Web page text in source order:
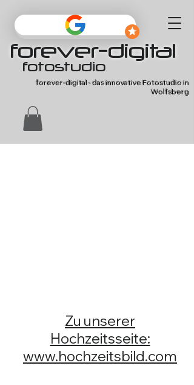
forever-digital
fotostudio
forever-digital - das innovative Fotostudio in
Wolfsberg
Zu unserer
Hochzeitsseite:
www.hochzeitsbild.com